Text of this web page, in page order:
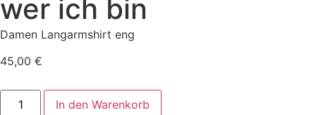
wer ich bin
Damen Langarmshirt eng
45,00 €
Damen
LangarmshirtIn den Warenkorb